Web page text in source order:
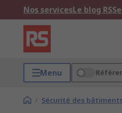
Nos servicesLe blog RS
Menu
/ Sécurité des